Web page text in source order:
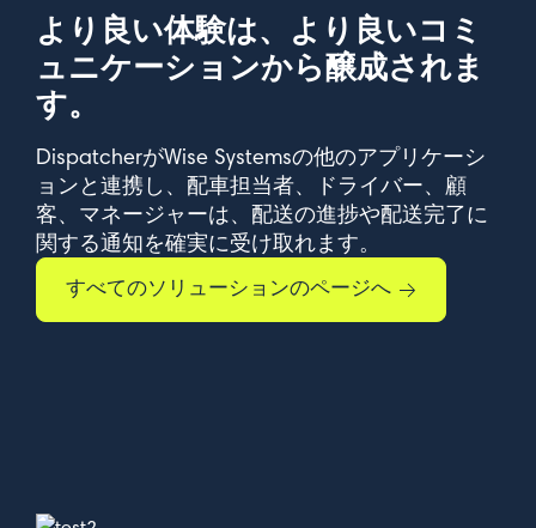
より良い体験は、より良いコミ
ュニケーションから醸成されま
す。
DispatcherがWise Systemsの他のアプリケーシ
ョンと連携し、配車担当者、ドライバー、顧
客、マネージャーは、配送の進捗や配送完了に
関する通知を確実に受け取れます。
すべてのソリューションのページへ